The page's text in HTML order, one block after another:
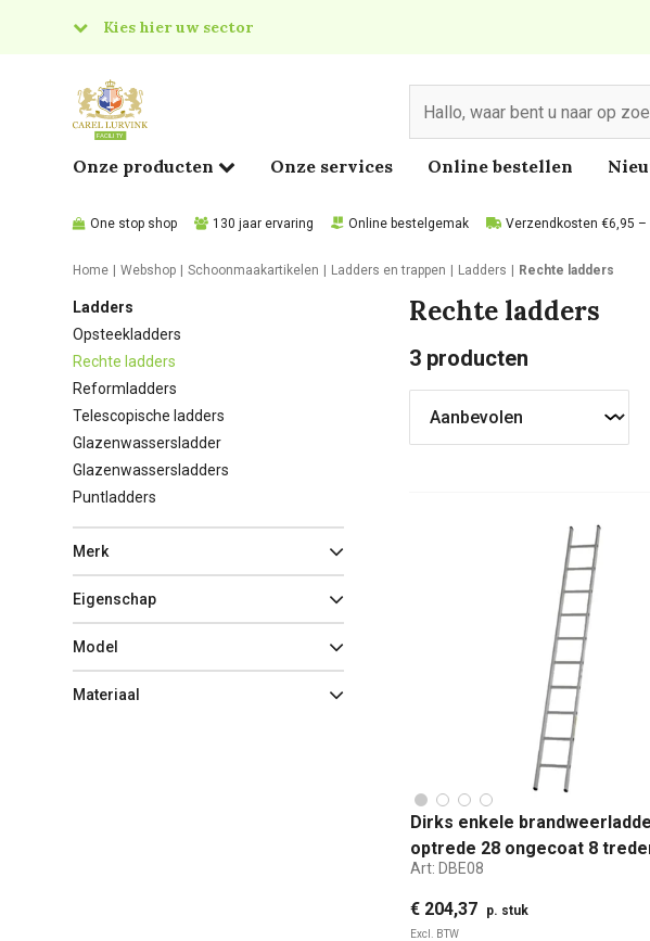
Kies hier uw sector
Food
Onze producten Onze services Online bestellen
One stop shop 130 jaar ervaring Online bestelgemak Verzendkosten €6,95
Home Webshop Schoonmaakartikelen Ladders en trappen Ladders Rechte ladders
Ladders
Opsteekladders
Rechte ladders
Reformladders
Telescopische ladders
Glazenwassersladder
Glazenwassersladders
Puntladders
Merk
Eigenschap
Model
Materiaal
Rechte ladders
3 producten
Dirks enkele
optrede 28 ongecoat 8
Art: DBE08
€ 204,37 p. stuk
Excl. BTW